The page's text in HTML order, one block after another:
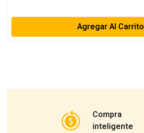
Agregar Al Carrito
Compra
inteligente